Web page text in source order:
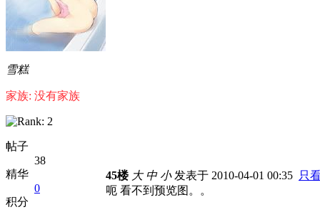
雪糕
家族: 没有家族
帖子
38
精华
0
积分
45楼 大 中 小发表于 2010-04-01 00:35 只
呃 看不到预览图。。